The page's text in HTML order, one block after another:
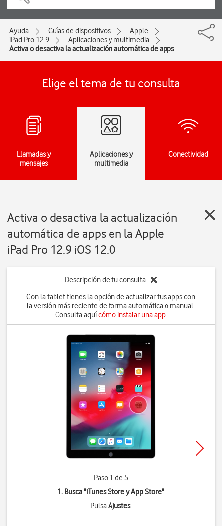
Ayuda Guías de dispositivos
Apple
iPad Pro 12.9
Aplicaciones y multimedia
Activa o desactiva la actualización automática de apps
Elige el tema de tu consulta
Llamadas y
mensajes
Aplicaciones y
multimedia
Conectividad
Activa o desactiva la actualización
automática de apps en la Apple
iPad Pro 12.9 iOS 12.0
Descripción de tu consulta
Con la tablet tienes la opción de actualizar tus apps con
la versión más reciente de forma automática o manual.
Consulta aquícómo instalar una app.
Paso 1 de 5
1. Busca "iTunes Store y App Store"
PulsaAjustes.